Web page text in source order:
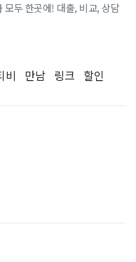
모두 한곳에! 대출, 비교, 상담
비 만남 링크 할인